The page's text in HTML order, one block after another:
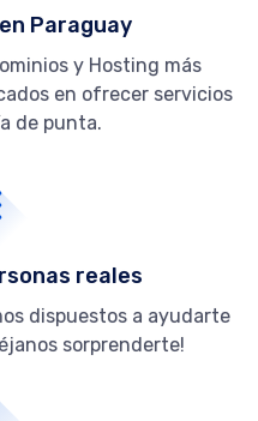
Paraguay
y Hosting más
en ofrecer servicios
de punta.
reales
dispuestos a ayudarte
sorprenderte!